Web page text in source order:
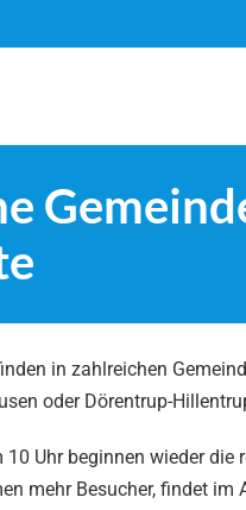
in zahlreichen
oder Dörentrup-
Uhr beginnen wieder
mehr Besucher, findet